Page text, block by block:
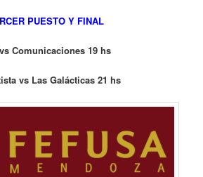
PUESTO Y FINAL
Comunicaciones 19 hs
vs Las Galácticas 21 hs